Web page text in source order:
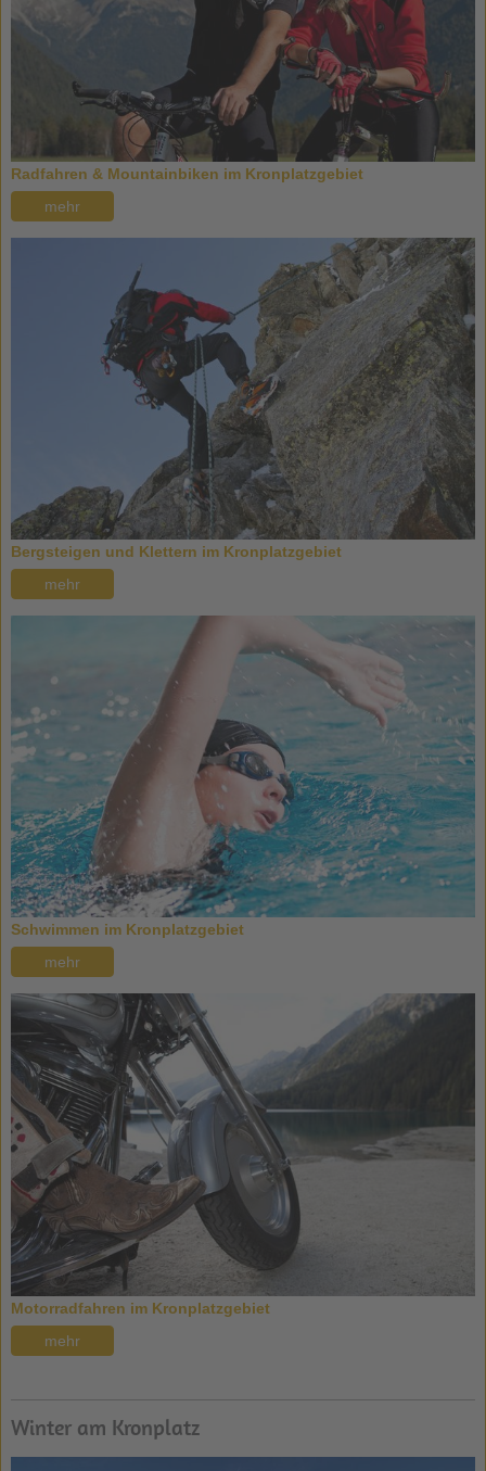
Radfahren & Mountainbiken im Kronplatzgebiet
mehr
Bergsteigen und Klettern im Kronplatzgebiet
mehr
Schwimmen im Kronplatzgebiet
mehr
Motorradfahren im Kronplatzgebiet
mehr
Winter am Kronplatz